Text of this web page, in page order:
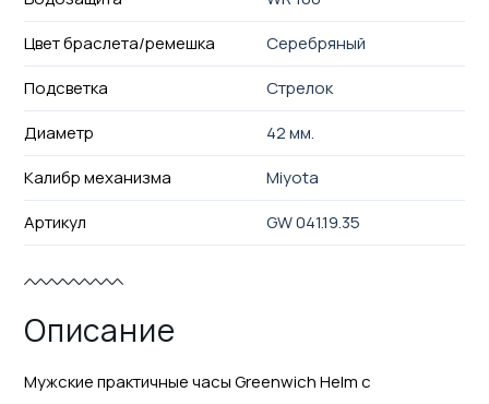
Цвет браслета/ремешка
Серебряный
Подсветка
Стрелок
Диаметр
42 мм.
Калибр механизма
Miyota
Артикул
GW 041.19.35
Описание
Мужские практичные часы Greenwich Helm с